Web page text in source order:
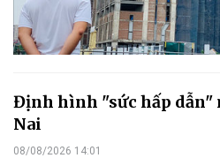
Định hình "sức hấp dẫn"
Nai
08/08/2026 14:01